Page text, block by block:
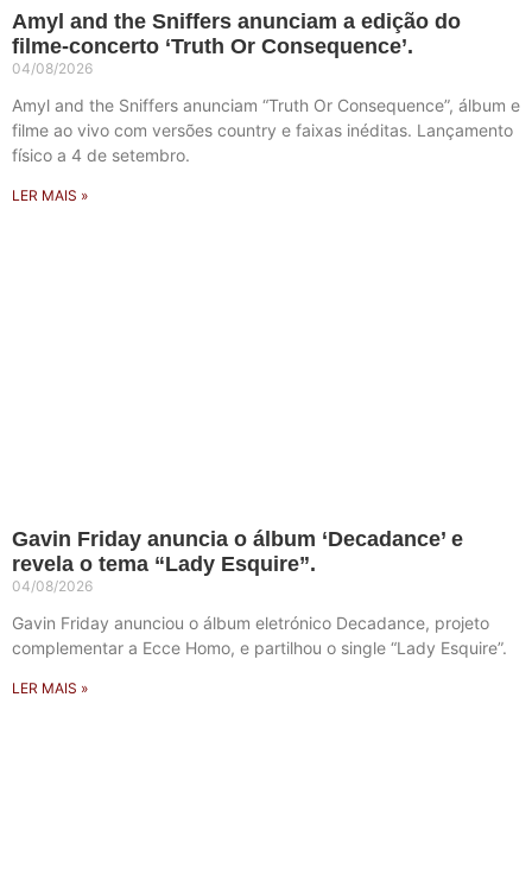
Amyl and the Sniffers anunciam a edição do
filme-concerto ‘Truth Or Consequence’.
04/08/2026
Amyl and the Sniffers anunciam “Truth Or Consequence”, álbum e
filme ao vivo com versões country e faixas inéditas. Lançamento
físico a 4 de setembro.
LER MAIS »
Gavin Friday anuncia o álbum ‘Decadance’ e
revela o tema “Lady Esquire”.
04/08/2026
Gavin Friday anunciou o álbum eletrónico Decadance, projeto
complementar a Ecce Homo, e partilhou o single “Lady Esquire”.
LER MAIS »